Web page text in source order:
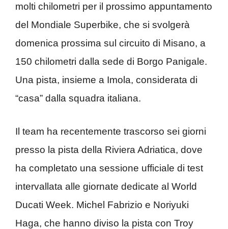
molti chilometri per il prossimo appuntamento
del Mondiale Superbike, che si svolgerà
domenica prossima sul circuito di Misano, a
150 chilometri dalla sede di Borgo Panigale.
Una pista, insieme a Imola, considerata di
“casa” dalla squadra italiana.
Il team ha recentemente trascorso sei giorni
presso la pista della Riviera Adriatica, dove
ha completato una sessione ufficiale di test
intervallata alle giornate dedicate al World
Ducati Week. Michel Fabrizio e Noriyuki
Haga, che hanno diviso la pista con Troy